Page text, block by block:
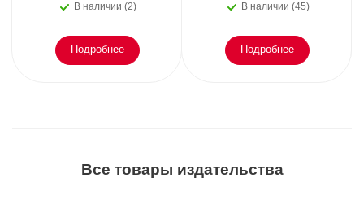
В наличии (2)
Подробнее
В наличии (45)
Подробнее
Все товары издательства